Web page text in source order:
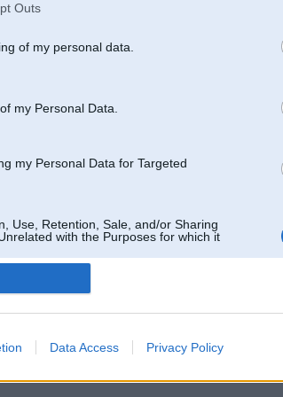
Outs
of my personal data.
my Personal Data.
my Personal Data for Targeted
Use, Retention, Sale, and/or Sharing
with the Purposes for which it
Data Access Privacy Policy